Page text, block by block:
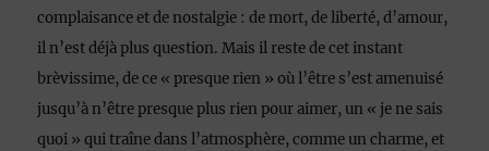
complaisance et de nostalgie : de mort, de liberté, d’amour,
il n’est déjà plus question. Mais il reste de cet instant
brèvissime, de ce « presque rien » où l’être s’est amenuisé
jusqu’à n’être presque plus rien pour aimer, un « je ne sais
quoi » qui traîne dans l’atmosphère, comme un charme, et